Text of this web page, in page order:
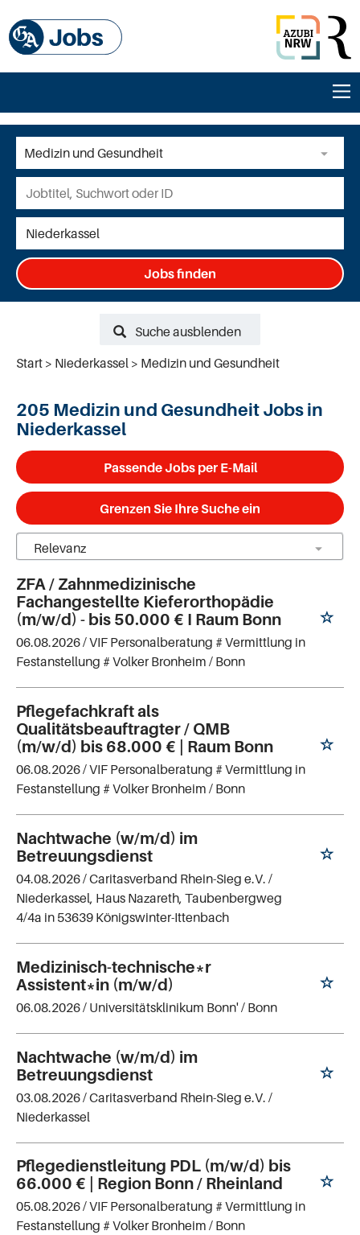
Jobs finden
Suche ausblenden
Start
Niederkassel Medizin und Gesundheit
205 Medizin und Gesundheit Jobs in
Niederkassel
Passende Jobs per E-Mail
Grenzen Sie Ihre Suche ein
ZFA / Zahnmedizinische
Fachangestellte Kieferorthopädie
(m/w/d) - bis 50.000 € I Raum Bonn
06.08.2026 /VIF Personalberatung # Vermittlung in
Festanstellung # Volker Bronheim / Bonn
Pflegefachkraft als
Qualitätsbeauftragter / QMB
(m/w/d) bis 68.000 € | Raum Bonn
06.08.2026 /VIF Personalberatung # Vermittlung in
Festanstellung # Volker Bronheim / Bonn
Nachtwache (w/m/d) im
Betreuungsdienst
04.08.2026 /Caritasverband Rhein-Sieg e.V. /
Niederkassel, Haus Nazareth, Taubenbergweg
4/4a in 53639 Königswinter-Ittenbach
Medizinisch-technische*r
Assistent*in (m/w/d)
06.08.2026 / Universitätsklinikum Bonn' / Bonn
Nachtwache (w/m/d) im
Betreuungsdienst
03.08.2026 /Caritasverband Rhein-Sieg e.V. /
Niederkassel
Pflegedienstleitung PDL (m/w/d) bis
66.000 € | Region Bonn / Rheinland
05.08.2026 /VIF Personalberatung # Vermittlung in
Festanstellung # Volker Bronheim / Bonn